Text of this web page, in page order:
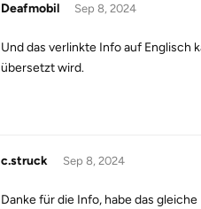
Deafmobil Sep 8, 2024
Und das verlinkte Info auf Englisch
übersetzt wird.
c.struck Sep 8, 2024
Danke für die Info, habe das gleiche